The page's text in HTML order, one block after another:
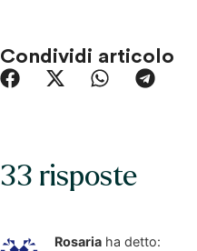
Condividi articolo
33 risposte
Rosaria ha detto: